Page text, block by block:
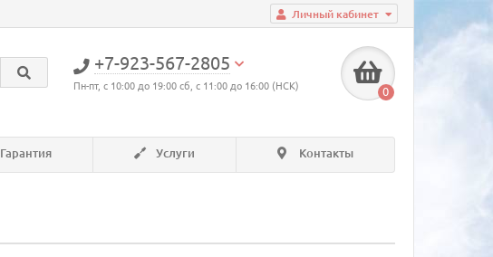
Личный кабинет
+7-923-567-2805
Пн-пт, с 10:00 до 19:00 сб, с 11:00 до 16:00 (НСК) 0
Гарантия Услуги Контакты